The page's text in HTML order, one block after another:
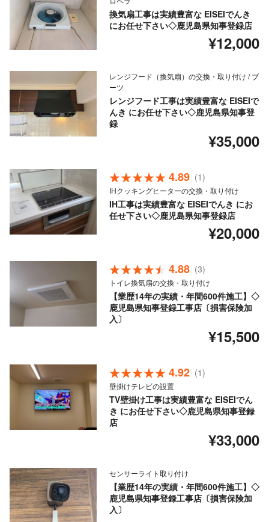
換気扇工事は実績豊富な EISEIでんき
にお任せ下さい◇鹿児島県知事登録店
¥12,000
レンジフード（換気扇）の交換・取り付け / ブ
ーツ
レンジフード工事は実績豊富な EISEIで
んき にお任せ下さい◇鹿児島県知事登
録
¥35,000
4.89 (1)
IHクッキングヒーターの交換・取り付け
IH工事は実績豊富な EISEIでんき にお
任せ下さい◇鹿児島県知事登録店
¥20,000
4.88 (3)
トイレ換気扇の交換・取り付け
【業歴14年の実績・年間600件施工】◇
鹿児島県知事登録工事店〔損害保険加
入〕
¥15,500
4.92 (1)
壁掛けテレビの設置
TV壁掛け工事は実績豊富な EISEIでん
き にお任せ下さい◇鹿児島県知事登録
店
¥33,000
センサーライト取り付け
【業歴14年の実績・年間600件施工】◇
鹿児島県知事登録工事店〔損害保険加
入〕